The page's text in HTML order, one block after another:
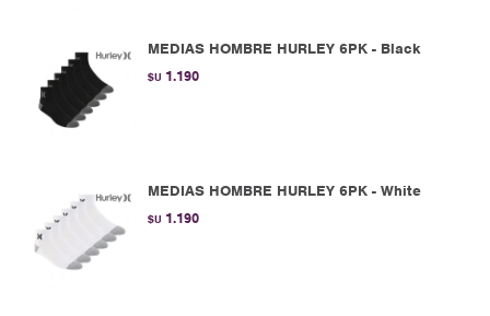
MEDIAS HOMBRE HURLEY 6PK - Black
$U 1.190
MEDIAS HOMBRE HURLEY 6PK - White
$U 1.190